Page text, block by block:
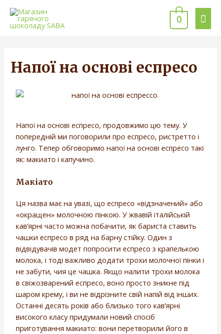
0
Напої на основі еспресо
Напої на основі еспресо, продовжимо цю тему. У
попередній ми поговорили про еспресо, ристретто і
лунго. Тепер обговоримо напої на основі еспресо такі
як: макиато і капучино.
Макіато
Ця назва має на увазі, що еспресо «відзначений» або
«окращен» молочною пінкою. У жвавій італійській
кав’ярні часто можна побачити, як бариста ставить
чашки еспресо в ряд на барну стійку. Один з
відвідувачів модет попросити еспресо з крапелькою
молока, і тоді важливо додати трохи молочної пінки і
не забути, чия це чашка. Якщо налити трохи молока
в свіжозварений еспресо, воно просто зникне під
шаром крему, і ви не відрізните свій напій від інших.
Останні десять років або близько того кав’ярні
високого класу придумали новий спосіб
приготування макиато: вони перетворили його в